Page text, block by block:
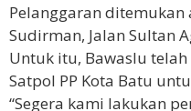
Pelanggaran ditemukan
Sudirman, Jalan Sultan
Untuk itu, Bawaslu
Satpol PP Kota Batu
“Segera kami lakukan